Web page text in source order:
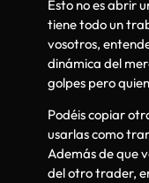
Esto no es abrir
tiene todo un
vosotros,
dinámica del
golpes pero
Podéis copiar
usarlas como
Además de que
del otro trader,